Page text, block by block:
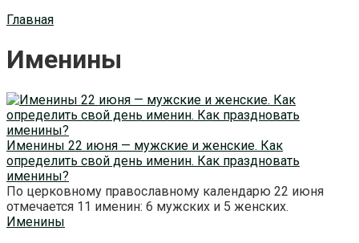
Главная
Именины
Именины 22 июня — мужские и женские. Как
определить свой день именин. Как праздновать
именины?
По церковному православному календарю 22 июня
отмечается 11 именин: 6 мужских и 5 женских.
Именины